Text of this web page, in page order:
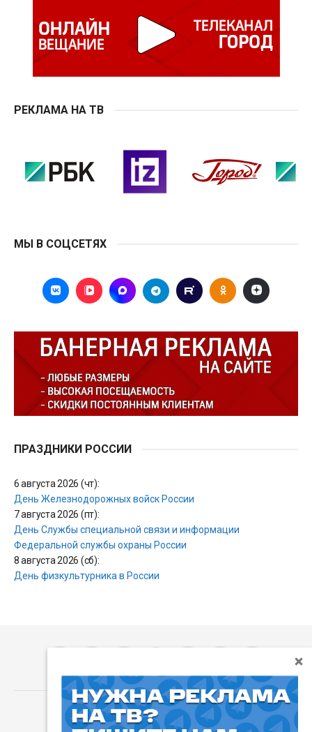
РЕКЛАМА НА ТВ
МЫ В СОЦСЕТЯХ
ПРАЗДНИКИ РОССИИ
6 августа 2026 (чт):
День Железнодорожных войск России
7 августа 2026 (пт):
День Службы специальной связи и информации
Федеральной службы охраны России
8 августа 2026 (сб):
День физкультурника в России